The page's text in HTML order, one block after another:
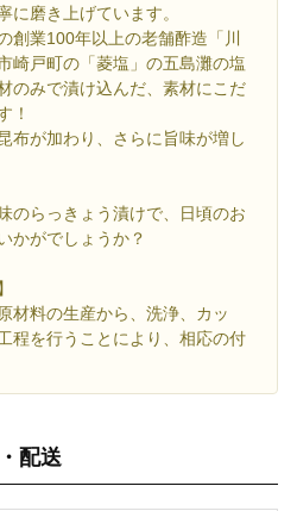
に磨き上げています。
創業100年以上の老舗酢造「川
崎戸町の「菱塩」の五島灘の塩
のみで漬け込んだ、素材にこだ
！
布が加わり、さらに旨味が増し
のらっきょう漬けで、日頃のお
かがでしょうか？
材料の生産から、洗浄、カッ
程を行うことにより、相応の付
配送